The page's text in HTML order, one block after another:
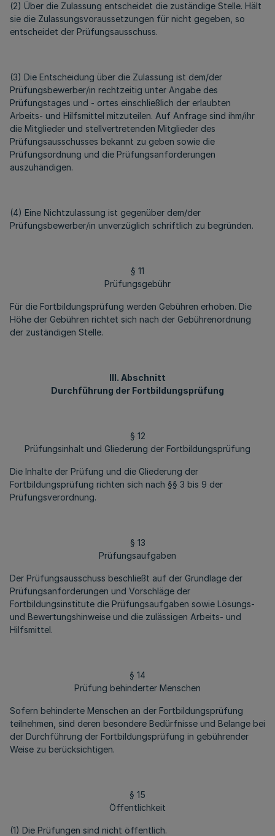
(2) Über die Zulassung entscheidet die zuständige Stelle. Hält
sie die Zulassungsvoraussetzungen für nicht gegeben, so
entscheidet der Prüfungsausschuss.
(3) Die Entscheidung über die Zulassung ist dem/der
Prüfungsbewerber/in rechtzeitig unter Angabe des
Prüfungstages und - ortes einschließlich der erlaubten
Arbeits- und Hilfsmittel mitzuteilen. Auf Anfrage sind ihm/ihr
die Mitglieder und stellvertretenden Mitglieder des
Prüfungsausschusses bekannt zu geben sowie die
Prüfungsordnung und die Prüfungsanforderungen
auszuhändigen.
(4) Eine Nichtzulassung ist gegenüber dem/der
Prüfungsbewerber/in unverzüglich schriftlich zu begründen.
§ 11
Prüfungsgebühr
Für die Fortbildungsprüfung werden Gebühren erhoben. Die
Höhe der Gebühren richtet sich nach der Gebührenordnung
der zuständigen Stelle.
III. Abschnitt
Durchführung der Fortbildungsprüfung
§ 12
Prüfungsinhalt und Gliederung der Fortbildungsprüfung
Die Inhalte der Prüfung und die Gliederung der
Fortbildungsprüfung richten sich nach §§ 3 bis 9 der
Prüfungsverordnung.
§ 13
Prüfungsaufgaben
Der Prüfungsausschuss beschließt auf der Grundlage der
Prüfungsanforderungen und Vorschläge der
Fortbildungsinstitute die Prüfungsaufgaben sowie Lösungs-
und Bewertungshinweise und die zulässigen Arbeits- und
Hilfsmittel.
§ 14
Prüfung behinderter Menschen
Sofern behinderte Menschen an der Fortbildungsprüfung
teilnehmen, sind deren besondere Bedürfnisse und Belange bei
der Durchführung der Fortbildungsprüfung in gebührender
Weise zu berücksichtigen.
§ 15
Öffentlichkeit
(1) Die Prüfungen sind nicht öffentlich.